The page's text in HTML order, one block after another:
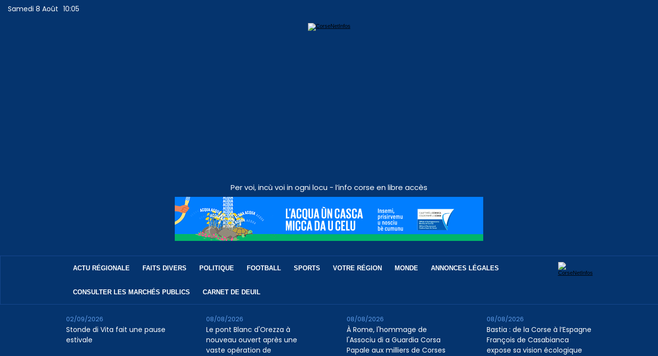
Samedi 8 Août 10:05
Per voi, incù voi in ogni locu - l’info corse en libre accès
ACTU RÉGIONALE FAITS DIVERS POLITIQUE FOOTBALL SPORTS VOTRE RÉGION MONDE ANNONCES LÉGALES
CONSULTER LES MARCHÉS PUBLICS CARNET DE DEUIL
Stonde di Vita fait une pause
estivale
02/09/2026
Le pont Blanc d'Orezza à
nouveau ouvert après une
vaste opération de
08/08/2026
À Rome, l'hommage de
l'Associu di a Guardia Corsa
Papale aux milliers de Corses
08/08/2026
Bastia : de la Corse à l’Espagne
François de Casabianca
expose sa vision écologique
08/08/2026